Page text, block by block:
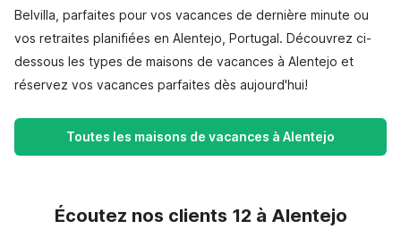
Belvilla, parfaites pour vos vacances de dernière minute ou
vos retraites planifiées en Alentejo, Portugal. Découvrez ci-
dessous les types de maisons de vacances à Alentejo et
réservez vos vacances parfaites dès aujourd'hui!
Toutes les maisons de vacances à Alentejo
Écoutez nos clients 12 à Alentejo